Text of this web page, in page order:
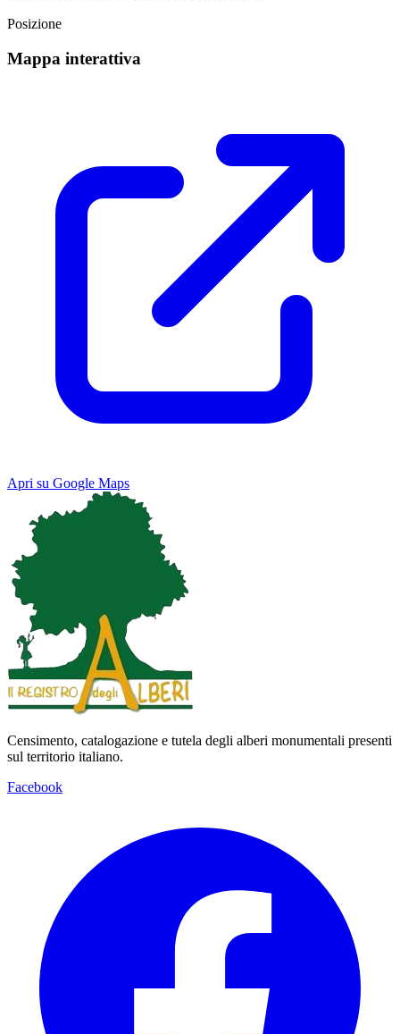
Posizione
Mappa interattiva
Apri su Google Maps
Map Satellite
Keyboard shortcuts
Censimento, catalogazione e tutela degli alberi monumentali presenti
sul territorio italiano.
Facebook